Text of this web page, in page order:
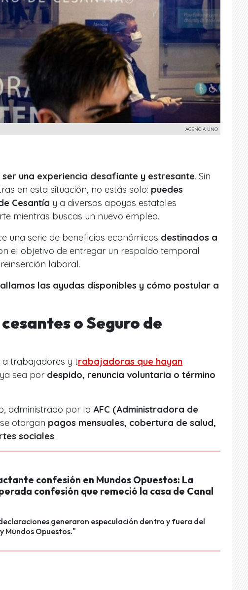
AGENCIA UNO
ser una experiencia desafiante y estresante. Sin
en esta situación, no estás solo: puedes
Cesantía y a diversos apoyos estatales
mientras buscas un nuevo empleo.
una serie de beneficios económicos destinados a
el objetivo de entregar un respaldo temporal
laboral.
las ayudas disponibles y cómo postular a
o Seguro de
a trabajadores y trabajadoras que hayan
, ya sea por despido, renuncia voluntaria o término
administrado por la AFC (Administradora de
, se otorgan pagos mensuales, cobertura de salud,
sociales.
confesión en Mundos Opuestos: La
confesión que remeció la casa de Canal
generaron especulación dentro y fuera del
Mundos Opuestos."